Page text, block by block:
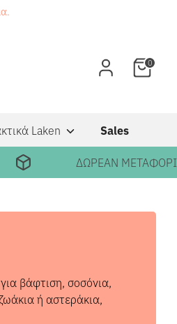
0
Laken Sales
ΜΕΤΑΦΟΡΙΚΑ ΣΕ
βάφτιση, σοσόνια,
ή αστεράκια,